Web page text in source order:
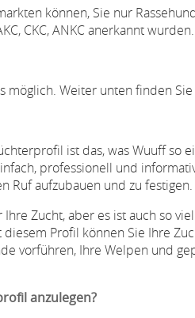
können, Sie nur
CKC, ANKC anerkannt wurden.
möglich. Weiter unten finden
ist das, was Wuuff so
professionell und
Ruf aufzubauen und zu festigen.
Zucht, aber es ist auch so
Profil können Sie Ihre
vorführen, Ihre Welpen und
anzulegen?